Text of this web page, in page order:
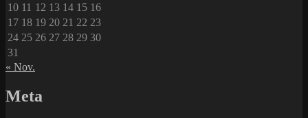
10 11 12 13 14 15 16
17 18 19 20 21 22 23
24 25 26 27 28 29 30
31
« Nov.
Meta